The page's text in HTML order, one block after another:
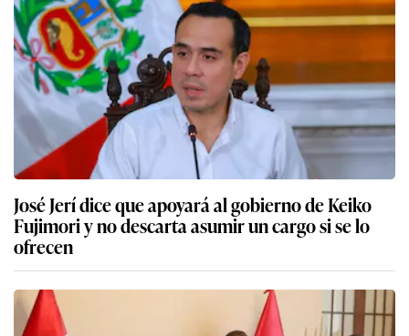
José Jerí dice que apoyará al gobierno de Keiko
Fujimori y no descarta asumir un cargo si se lo
ofrecen